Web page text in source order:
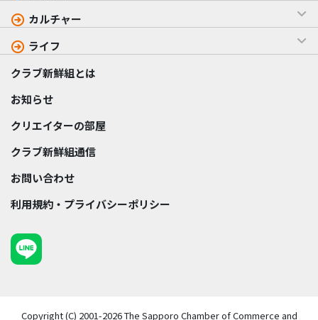
カルチャー
ライフ
クラブ新鮮組とは
お知らせ
クリエイターの部屋
クラブ新鮮組通信
お問い合わせ
利用規約・プライバシーポリシー
Copyright (C) 2001-2026 The Sapporo Chamber of Commerce and